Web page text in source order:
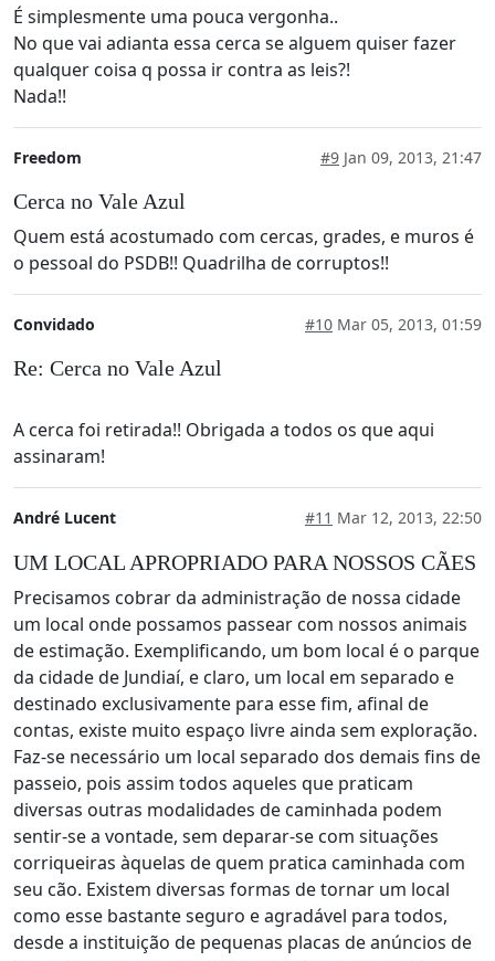
É simplesmente uma pouca vergonha..
No que vai adianta essa cerca se alguem quiser fazer
qualquer coisa q possa ir contra as leis?!
Nada!!
Freedom #9 Jan 09, 2013, 21:47
Cerca no Vale Azul
Quem está acostumado com cercas, grades, e muros é
o pessoal do PSDB!! Quadrilha de corruptos!!
Convidado #10 Mar 05, 2013, 01:59
Re: Cerca no Vale Azul
A cerca foi retirada!! Obrigada a todos os que aqui
assinaram!
André Lucent #11 Mar 12, 2013, 22:50
UM LOCAL APROPRIADO PARA NOSSOS CÃES
Precisamos cobrar da administração de nossa cidade
um local onde possamos passear com nossos animais
de estimação. Exemplificando, um bom local é o parque
da cidade de Jundiaí, e claro, um local em separado e
destinado exclusivamente para esse fim, afinal de
contas, existe muito espaço livre ainda sem exploração.
Faz-se necessário um local separado dos demais fins de
passeio, pois assim todos aqueles que praticam
diversas outras modalidades de caminhada podem
sentir-se a vontade, sem deparar-se com situações
corriqueiras àquelas de quem pratica caminhada com
seu cão. Existem diversas formas de tornar um local
como esse bastante seguro e agradável para todos,
desde a instituição de pequenas placas de anúncios de